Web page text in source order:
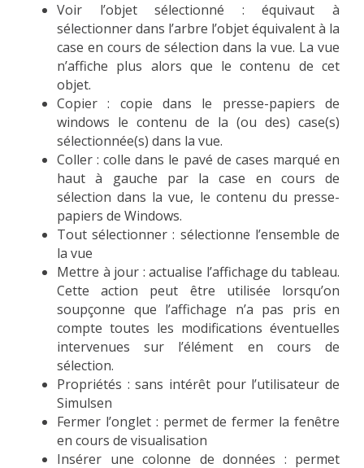
Voir l’objet sélectionné : équivaut à
sélectionner dans l’arbre l’objet équivalent à la
case en cours de sélection dans la vue. La vue
n’affiche plus alors que le contenu de cet
objet.
Copier : copie dans le presse-papiers de
windows le contenu de la (ou des) case(s)
sélectionnée(s) dans la vue.
Coller : colle dans le pavé de cases marqué en
haut à gauche par la case en cours de
sélection dans la vue, le contenu du presse-
papiers de Windows.
Tout sélectionner : sélectionne l’ensemble de
la vue
Mettre à jour : actualise l’affichage du tableau.
Cette action peut être utilisée lorsqu’on
soupçonne que l’affichage n’a pas pris en
compte toutes les modifications éventuelles
intervenues sur l’élément en cours de
sélection.
Propriétés : sans intérêt pour l’utilisateur de
Simulsen
Fermer l’onglet : permet de fermer la fenêtre
en cours de visualisation
Insérer une colonne de données : permet